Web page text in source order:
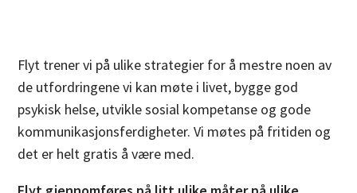
Flyt trener vi på ulike strategier for å mestre noen av
de utfordringene vi kan møte i livet, bygge god
psykisk helse, utvikle sosial kompetanse og gode
kommunikasjonsferdigheter. Vi møtes på fritiden og
det er helt gratis å være med.